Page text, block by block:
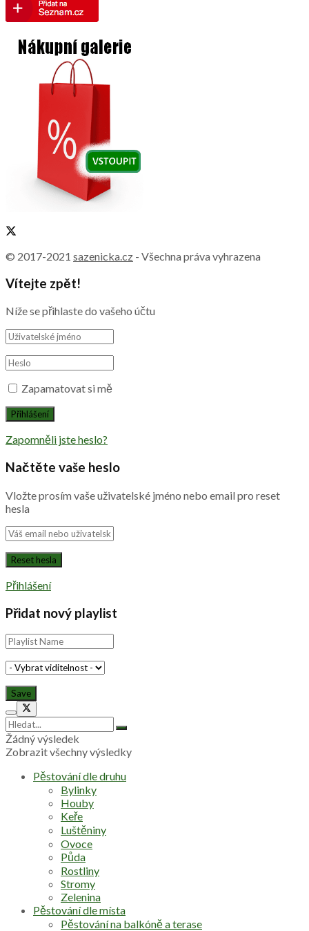
© 2017-2021 sazenicka.cz - Všechna práva vyhrazena
Vítejte zpět!
Níže se přihlaste do vašeho účtu
Zapamatovat si mě
Zapomněli jste heslo?
Načtěte vaše heslo
Vložte prosím vaše uživatelské jméno nebo email pro reset
hesla
Přihlášení
Přidat nový playlist
Žádný výsledek
Zobrazit všechny výsledky
Pěstování dle druhu
Bylinky
Houby
Keře
Luštěniny
Ovoce
Půda
Rostliny
Stromy
Zelenina
Pěstování dle místa
Pěstování na balkóně a terase